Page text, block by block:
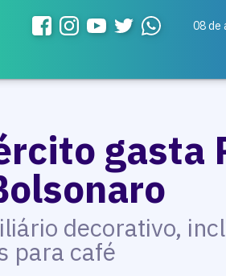
08 de
gasta
decorativo,
para café